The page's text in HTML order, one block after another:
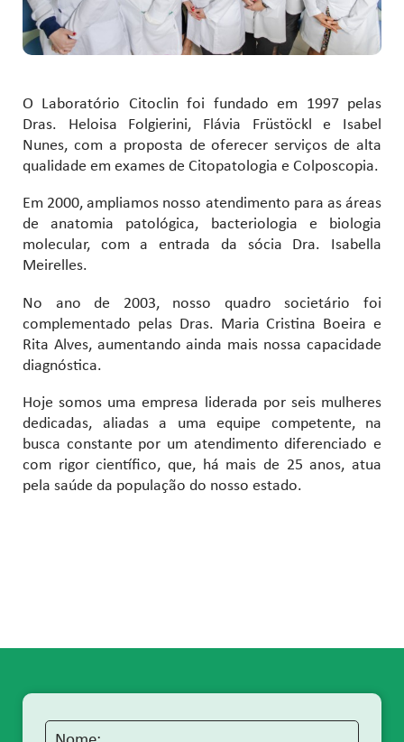
O Laboratório Citoclin foi fundado em 1997 pelas
Dras. Heloisa Folgierini, Flávia Früstöckl e Isabel
Nunes, com a proposta de oferecer serviços de alta
qualidade em exames de Citopatologia e Colposcopia.
Em 2000, ampliamos nosso atendimento para as áreas
de anatomia patológica, bacteriologia e biologia
molecular, com a entrada da sócia Dra. Isabella
Meirelles.
No ano de 2003, nosso quadro societário foi
complementado pelas Dras. Maria Cristina Boeira e
Rita Alves, aumentando ainda mais nossa capacidade
diagnóstica.
Hoje somos uma empresa liderada por seis mulheres
dedicadas, aliadas a uma equipe competente, na
busca constante por um atendimento diferenciado e
com rigor científico, que, há mais de 25 anos, atua
pela saúde da população do nosso estado.